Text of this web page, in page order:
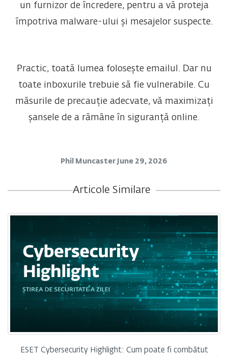
un furnizor de încredere, pentru a vă proteja
împotriva malware-ului și mesajelor suspecte.
Practic, toată lumea folosește emailul. Dar nu
toate inboxurile trebuie să fie vulnerabile. Cu
măsurile de precauție adecvate, vă maximizați
șansele de a rămâne în siguranță online.
Phil Muncaster June 29, 2026
Articole Similare
ESET Cybersecurity Highlight: Cum poate fi combătut